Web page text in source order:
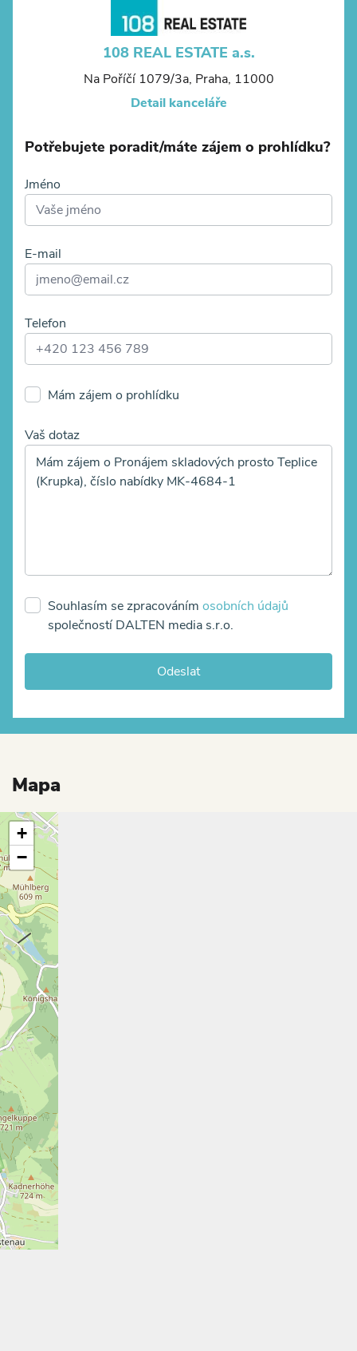
108 REAL ESTATE a.s.
Na Poříčí 1079/3a, Praha, 11000
Detail kanceláře
Potřebujete poradit/máte zájem o prohlídku?
Jméno
E-mail
Telefon
Mám zájem o prohlídku
Vaš dotaz
Souhlasím se zpracováním osobních údajů
společností DALTEN media s.r.o.
Odeslat
Mapa
+
−